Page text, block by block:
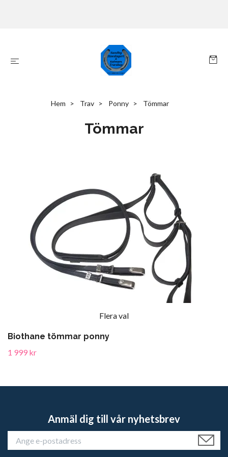
Hem Trav Ponny Tömmar
Tömmar
Flera val
Biothane tömmar ponny
1 999 kr
Anmäl dig till vår nyhetsbrev